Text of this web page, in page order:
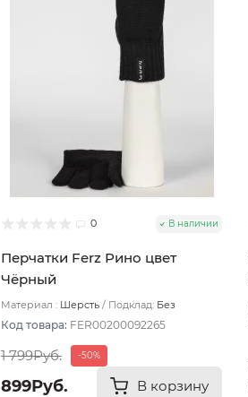
0 В наличии
Перчатки Ferz Рино цвет
Чёрный
Материал : Шерсть Подклад: Без
Код товара: FER00200092265
1 799Руб. -50%
899Руб. В корзину